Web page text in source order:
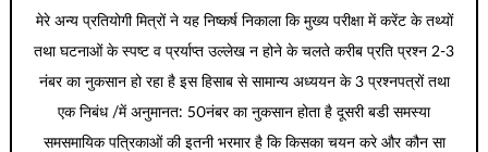
मेरे अन्य प्रतियोगी मित्रों ने यह निष्कर्ष निकाला कि मुख्य परीक्षा में करेंट के तथ्यों
तथा घटनाओं के स्पष्ट व प्रर्याप्त उल्लेख न होने के चलते करीब प्रति प्रश्न 2-3
नंबर का नुकसान हो रहा है इस हिसाब से सामान्य अध्ययन के 3 प्रश्नपत्रों तथा
एक निबंध /में अनुमानत: 50नंबर का नुकसान होता है दूसरी बडी समस्या
समसमायिक पत्रिकाओं की इतनी भरमार है कि किसका चयन करे और कौन सा